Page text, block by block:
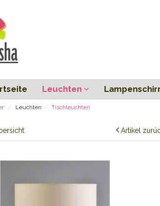
Leuchten
Leuchten Tischleuchten
Artikel